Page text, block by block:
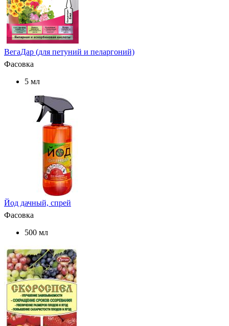
ВегаДар (для петуний и пеларгоний)
Фасовка
5 мл
Йод дачный, спрей
Фасовка
500 мл